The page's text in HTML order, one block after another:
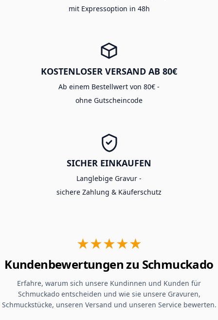
mit Expressoption in 48h
KOSTENLOSER VERSAND AB 80€
Ab einem Bestellwert von 80€ -
ohne Gutscheincode
SICHER EINKAUFEN
Langlebige Gravur -
sichere Zahlung & Käuferschutz
★★★★★
Kundenbewertungen zu Schmuckado
Erfahre, warum sich unsere Kundinnen und Kunden für
Schmuckado entscheiden und wie sie unsere Gravuren,
Schmuckstücke, unseren Versand und unseren Service bewerten.